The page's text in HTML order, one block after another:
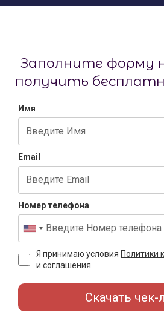
Заполните форму
получить
Имя
Email
Номер телефона
Я принимаю условия Политики
и соглашения
Скачать чек-